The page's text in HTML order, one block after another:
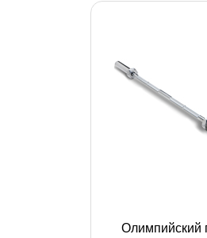
Олимпийский